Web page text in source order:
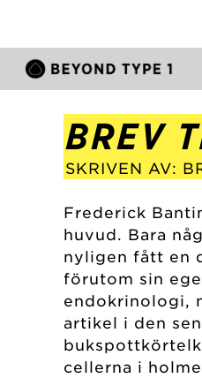
BREV
SKRIVEN AV:
Frederick
huvud. Bara
nyligen fått en
förutom sin
endokrinologi,
artikel i den
cellerna i